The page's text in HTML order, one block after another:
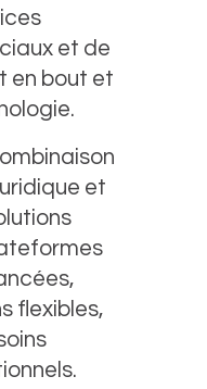
et de
en bout et
et
flexibles,